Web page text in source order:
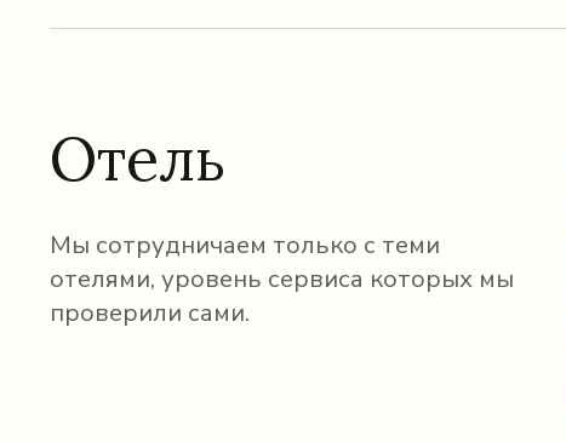
Отель
Мы сотрудничаем только с теми
отелями, уровень сервиса которых мы
проверили сами.